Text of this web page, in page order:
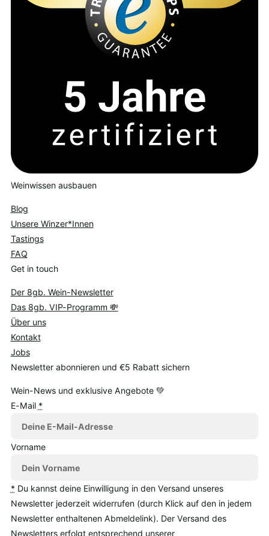
Weinwissen ausbauen
Blog
Unsere Winzer*Innen
Tastings
FAQ
Get in touch
Der 8gb. Wein-Newsletter
Das 8gb. VIP-Programm 💸
Über uns
Kontakt
Jobs
Newsletter abonnieren und €5 Rabatt sichern
Wein-News und exklusive Angebote 💚
E-Mail *
Vorname
* Du kannst deine Einwilligung in den Versand unseres
Newsletter jederzeit widerrufen (durch Klick auf den in jedem
Newsletter enthaltenen Abmeldelink). Der Versand des
Newsletters erfolgt entsprechend unserer